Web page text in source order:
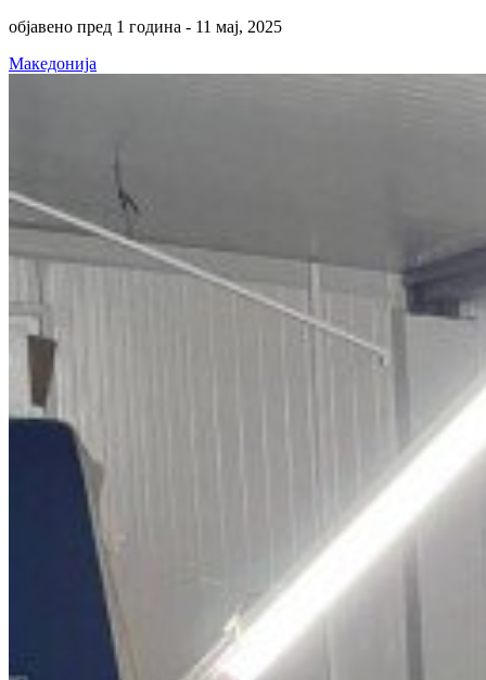
објавено пред 1 година - 11 мај, 2025
Македонија